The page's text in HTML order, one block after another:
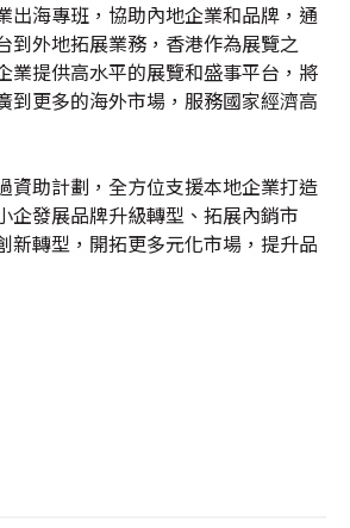
出海專班，協助內地企業和品牌，通
到外地拓展業務，香港作為展覽之
業提供高水平的展覽和盛事平台，將
到更多的海外市場，服務國家經濟高
資助計劃，全方位支援本地企業打造
企發展品牌升級轉型、拓展內銷市
新轉型，開拓更多元化市場，提升品